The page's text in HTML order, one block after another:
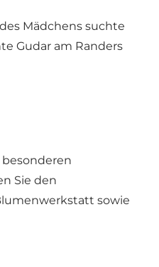
Mädchens suchte
Gudar am Randers
Sie den
sowie